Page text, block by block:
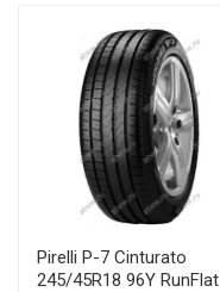
Pirelli P-7 Cinturato
245/45R18 96Y RunFlat